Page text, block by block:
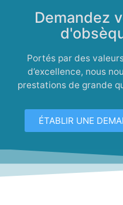
Demandez
Portés par des
d’excellence, nous
prestations de grande
ÉTABLIR UNE